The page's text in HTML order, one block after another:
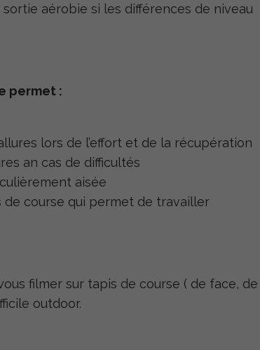
sortie aérobie si les différences de niveau
permet :
lors de l’effort et de la récupération
an cas de difficultés
aisée
course qui permet de travailler
filmer sur tapis de course ( de face, de
outdoor.